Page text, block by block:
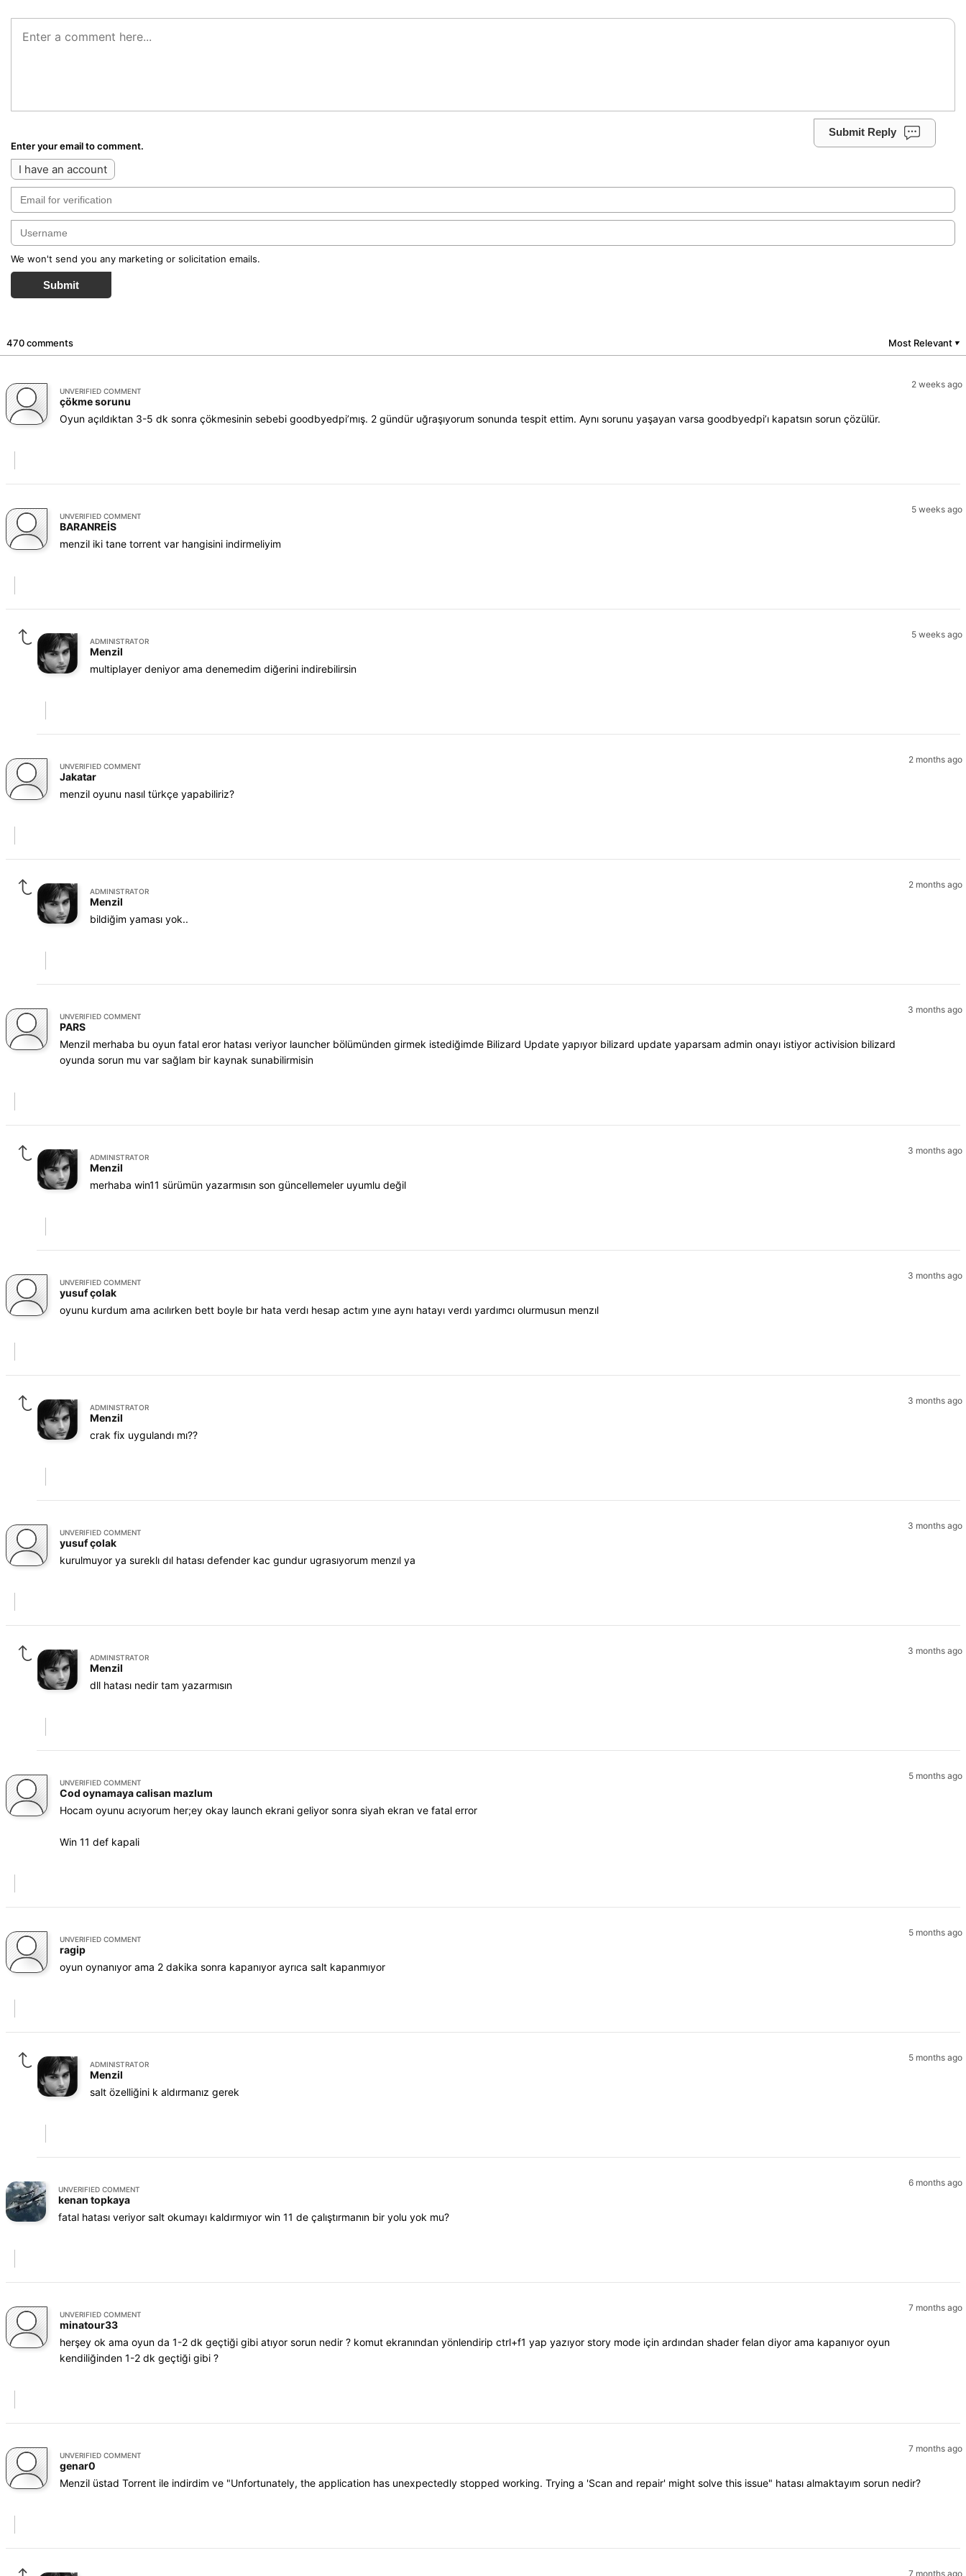
Submit Reply
Enter your email to comment.
I have an account
We won't send you any marketing or solicitation emails.
Submit
470 comments Most Relevant ▼
2 weeks ago
UNVERIFIED COMMENT
çökme sorunu
Oyun açıldıktan 3-5 dk sonra çökmesinin sebebi goodbyedpi’mış. 2 gündür uğraşıyorum sonunda tespit ettim. Aynı sorunu yaşayan varsa goodbyedpi’ı kapatsın sorun çözülür.
5 weeks ago
UNVERIFIED COMMENT
BARANREİS
menzil iki tane torrent var hangisini indirmeliyim
5 weeks ago
ADMINISTRATOR
Menzil
multiplayer deniyor ama denemedim diğerini indirebilirsin
2 months ago
UNVERIFIED COMMENT
Jakatar
menzil oyunu nasıl türkçe yapabiliriz?
2 months ago
ADMINISTRATOR
Menzil
bildiğim yaması yok..
3 months ago
UNVERIFIED COMMENT
PARS
Menzil merhaba bu oyun fatal eror hatası veriyor launcher bölümünden girmek istediğimde Bilizard Update yapıyor bilizard update yaparsam admin onayı istiyor activision bilizard
oyunda sorun mu var sağlam bir kaynak sunabilirmisin
3 months ago
ADMINISTRATOR
Menzil
merhaba win11 sürümün yazarmısın son güncellemeler uyumlu değil
3 months ago
UNVERIFIED COMMENT
yusuf çolak
oyunu kurdum ama acılırken bett boyle bır hata verdı hesap actım yıne aynı hatayı verdı yardımcı olurmusun menzıl
3 months ago
ADMINISTRATOR
Menzil
crak fix uygulandı mı??
3 months ago
UNVERIFIED COMMENT
yusuf çolak
kurulmuyor ya sureklı dıl hatası defender kac gundur ugrasıyorum menzıl ya
3 months ago
ADMINISTRATOR
Menzil
dll hatası nedir tam yazarmısın
5 months ago
UNVERIFIED COMMENT
Cod oynamaya calisan mazlum
Hocam oyunu acıyorum her;ey okay launch ekrani geliyor sonra siyah ekran ve fatal error
Win 11 def kapali
5 months ago
UNVERIFIED COMMENT
ragip
oyun oynanıyor ama 2 dakika sonra kapanıyor ayrıca salt kapanmıyor
5 months ago
ADMINISTRATOR
Menzil
salt özelliğini k aldırmanız gerek
6 months ago
UNVERIFIED COMMENT
kenan topkaya
fatal hatası veriyor salt okumayı kaldırmıyor win 11 de çalıştırmanın bir yolu yok mu?
7 months ago
UNVERIFIED COMMENT
minatour33
herşey ok ama oyun da 1-2 dk geçtiği gibi atıyor sorun nedir ? komut ekranından yönlendirip ctrl+f1 yap yazıyor story mode için ardından shader felan diyor ama kapanıyor oyun
kendiliğinden 1-2 dk geçtiği gibi ?
7 months ago
UNVERIFIED COMMENT
genar0
Menzil üstad Torrent ile indirdim ve "Unfortunately, the application has unexpectedly stopped working. Trying a 'Scan and repair' might solve this issue" hatası almaktayım sorun nedir?
7 months ago